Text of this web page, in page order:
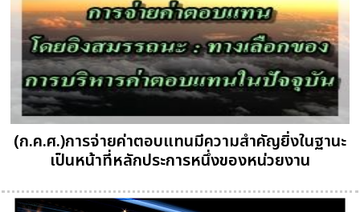
(ก.ค.ศ.)การจ่ายค่าตอบแทนมีความสำคัญยิ่งในฐานะ
เป็นหน้าที่หลักประการหนึ่งของหน่วยงาน